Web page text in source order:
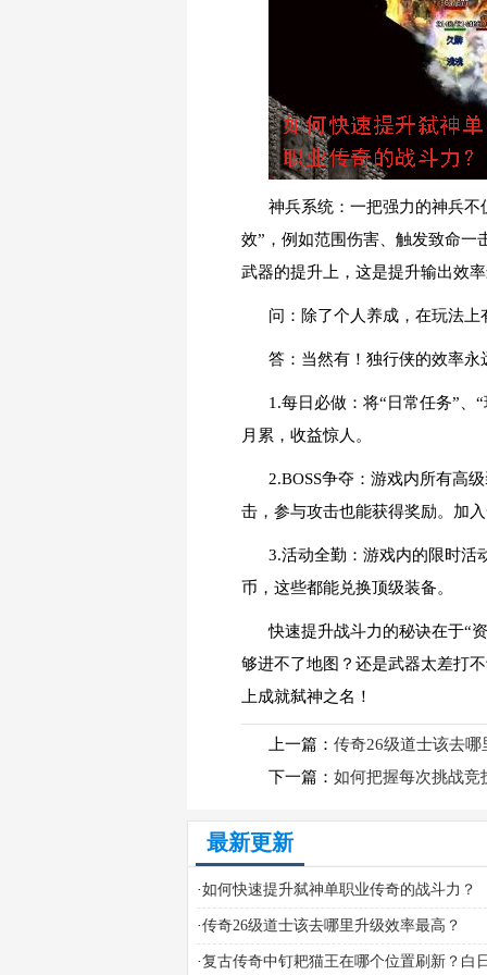
神兵系统：一把强力的神兵
效”，例如范围伤害、触发致命一
武器的提升上，这是提升输出效
问：除了个人养成，在玩法
答：当然有！独行侠的效率
1.每日必做：将“日常任务”、
月累，收益惊人。
2.BOSS争夺：游戏内所有高
击，参与攻击也能获得奖励。加
3.活动全勤：游戏内的限时活
币，这些都能兑换顶级装备。
快速提升战斗力的秘诀在于“
够进不了地图？还是武器太差打
上成就弑神之名！
上一篇： 传奇26级道士该去
下一篇： 如何把握每次挑战竞
最新更新
·如何快速提升弑神单职业传奇的战斗力？
·传奇26级道士该去哪里升级效率最高？
·复古传奇中钉耙猫王在哪个位置刷新？白